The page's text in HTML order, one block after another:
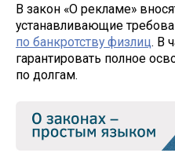
В закон «О рекламе»
устанавливающие
по банкротству физлиц. В
гарантировать полное
по долгам.